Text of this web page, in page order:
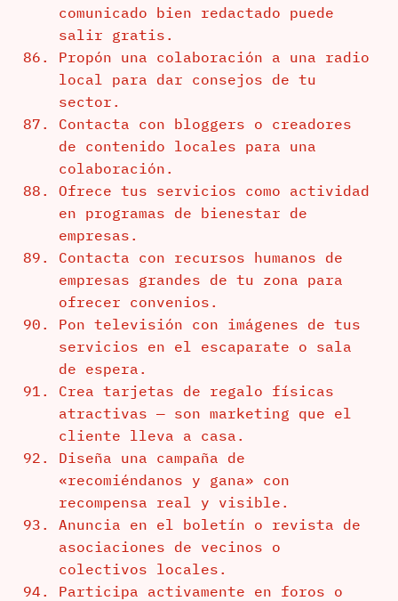
comunicado bien redactado puede
salir gratis.
Propón una colaboración a una radio
local para dar consejos de tu
sector.
Contacta con bloggers o creadores
de contenido locales para una
colaboración.
Ofrece tus servicios como actividad
en programas de bienestar de
empresas.
Contacta con recursos humanos de
empresas grandes de tu zona para
ofrecer convenios.
Pon televisión con imágenes de tus
servicios en el escaparate o sala
de espera.
Crea tarjetas de regalo físicas
atractivas — son marketing que el
cliente lleva a casa.
Diseña una campaña de
«recomiéndanos y gana» con
recompensa real y visible.
Anuncia en el boletín o revista de
asociaciones de vecinos o
colectivos locales.
Participa activamente en foros o